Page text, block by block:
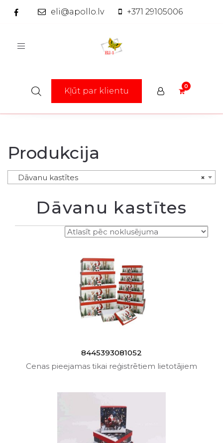
eli@apollo.lv +371 29105006
Toggle
Kļūt par klientu
Produkcija
×
Dāvanu kastītes
Dāvanu kastītes
8445393081052
Cenas pieejamas tikai reģistrētiem lietotājiem